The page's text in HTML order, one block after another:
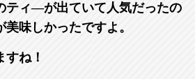
ティ―が出ていて人気だったの
味しかったですよ。
ね！